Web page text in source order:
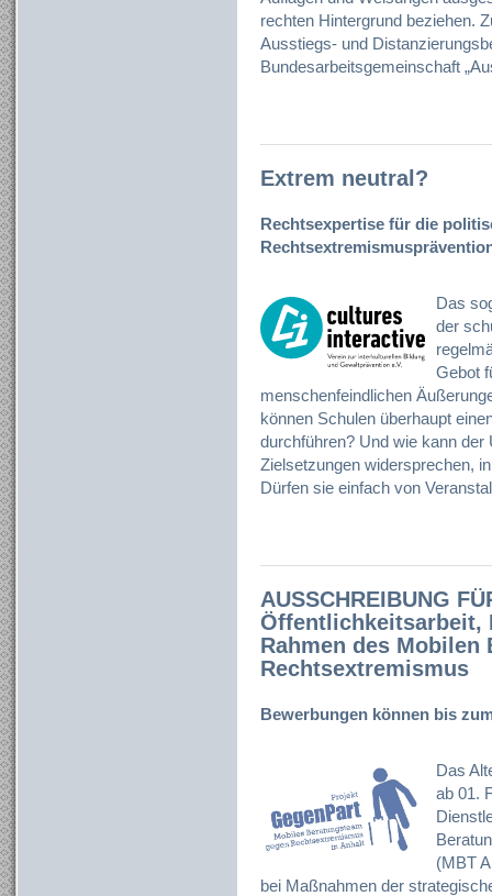
rechten Hintergrund beziehen.
Ausstiegs- und
Bundesarbeitsgemeinschaft
Extrem neutral?
Rechtsexpertise für die
Das
der
Gebot
menschenfeindlichen
können Schulen überhaupt
durchführen? Und wie kann der
Zielsetzungen widersprechen,
Dürfen sie einfach von
AUSSCHREIBUNG
Öffentlichkeitsarbeit,
Rahmen des Mobilen
Rechtsextremismus
Bewerbungen können bis
Das
ab 01.
(MBT
bei Maßnahmen der